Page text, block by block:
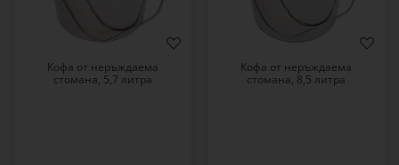
Кофа от неръждаема
стомана, 5,7 литра
Кофа от неръждаема
стомана, 8,5 литра